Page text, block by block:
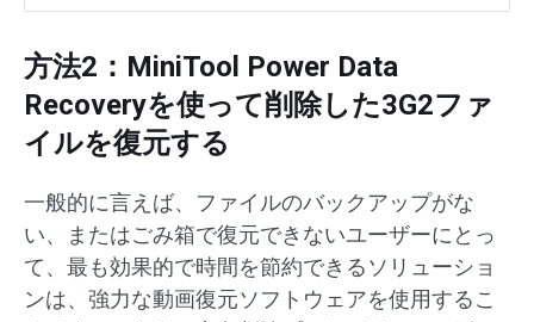
方法2：MiniTool Power Data
Recoveryを使って削除した3G2ファ
イルを復元する
一般的に言えば、ファイルのバックアップがな
い、またはごみ箱で復元できないユーザーにとっ
て、最も効果的で時間を節約できるソリューショ
ンは、強力な動画復元ソフトウェアを使用するこ